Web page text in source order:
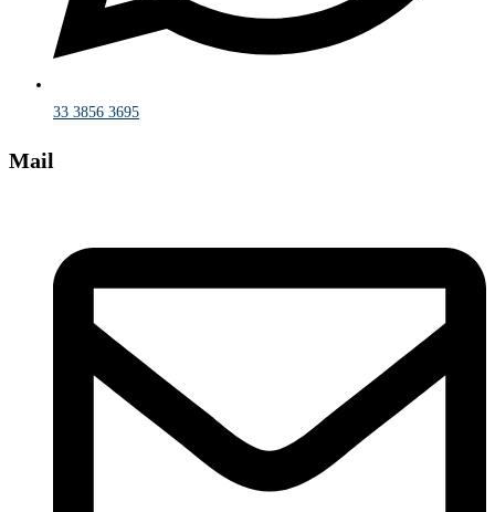
33 3856 3695
Mail